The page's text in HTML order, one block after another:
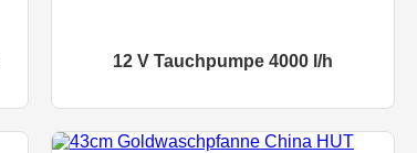
12 V Tauchpumpe 4000 l/h